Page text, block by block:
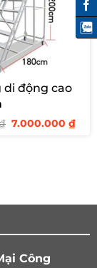
di động cao
Giá
gốc
7.000.000₫Giá
Công